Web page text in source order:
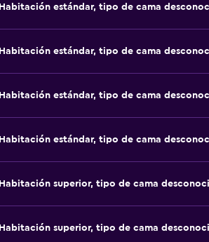
Habitación estándar, tipo de cama
Habitación estándar, tipo de cama
Habitación estándar, tipo de cama
Habitación estándar, tipo de cama
Habitación superior, tipo de cama
Habitación superior, tipo de cama